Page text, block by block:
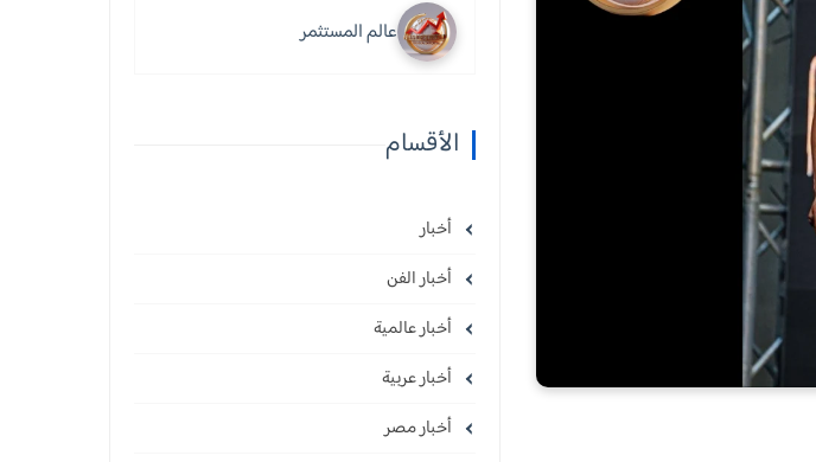
عالم المستثمر
الأقسام
أخبار
أخبار الفن
أخبار عالمية
أخبار عربية
أخبار مصر